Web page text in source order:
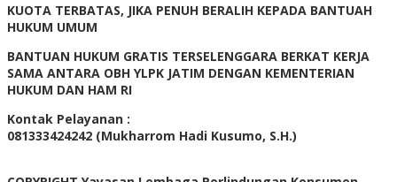
KUOTA TERBATAS, JIKA PENUH BERALIH KEPADA BANTUAH
HUKUM UMUM
BANTUAN HUKUM GRATIS TERSELENGGARA BERKAT KERJA
SAMA ANTARA OBH YLPK JATIM DENGAN KEMENTERIAN
HUKUM DAN HAM RI
Kontak Pelayanan :
081333424242 (Mukharrom Hadi Kusumo, S.H.)